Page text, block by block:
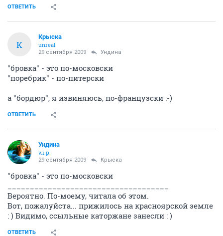
ОТВЕТИТЬ
К
Крыска
unreal
29 сентября 2009 Ундина
"бровка" - это по-московски
"поребрик" - по-питерски
а "бордюр", я извиняюсь, по-французски :-)
ОТВЕТИТЬ
Ундина
v.i.p.
29 сентября 2009 Крыска
"бровка" - это по-московски
Вероятно. По-моему, читала об этом.
Вот, пожалуйста... прижилось на красноярской земле
: ) Видимо, ссыльные каторжане занесли : )
ОТВЕТИТЬ